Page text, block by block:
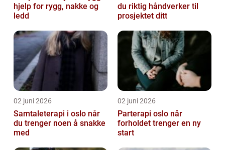
hjelp for rygg, nakke og
ledd
du riktig håndverker til
prosjektet ditt
02 juni 2026
Samtaleterapi i oslo når
du trenger noen å snakke
med
02 juni 2026
Parterapi oslo når
forholdet trenger en ny
start